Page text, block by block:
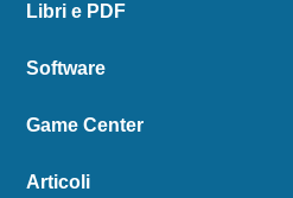
Libri e PDF
Software
Game Center
Articoli